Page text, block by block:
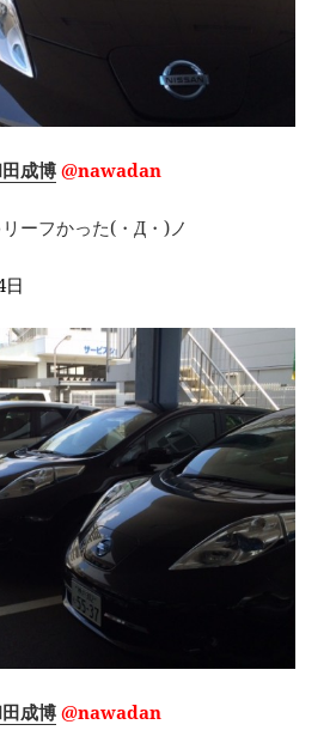
成博 @nawadan
ーフかった(・Д・)ノ
日
成博 @nawadan